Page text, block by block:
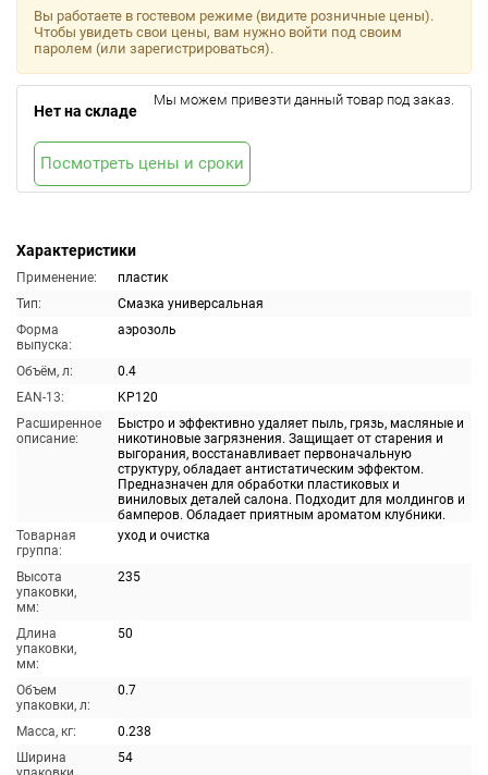
Характеристики
Применение:
пластик
Тип:
Смазка универсальная
Форма
выпуска:
аэрозоль
Объём, л:
0.4
EAN-13:
KP120
Расширенное
описание:
Быстро и эффективно удаляет пыль, грязь, масляные и
никотиновые загрязнения. Защищает от старения и
выгорания, восстанавливает первоначальную
структуру, обладает антистатическим эффектом.
Предназначен для обработки пластиковых и
виниловых деталей салона. Подходит для молдингов и
бамперов. Обладает приятным ароматом клубники.
Товарная
группа:
уход и очистка
Высота
упаковки,
мм:
235
Длина
упаковки,
мм:
50
Объем
упаковки, л:
0.7
Масса, кг:
0.238
Ширина
54
Вы работаете в гостевом режиме (видите розничные цены).
Чтобы увидеть свои цены, вам нужно войти под своим
паролем (или зарегистрироваться).
Нет на складе
Мы можем привезти данный товар под заказ.
Посмотреть цены и сроки